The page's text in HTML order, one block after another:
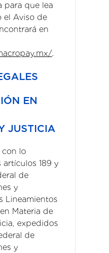
para que lea
el Aviso de
en
.
EN
JUSTICIA
con lo
189 y
de
y
Lineamientos
Materia de
expedidos
de
y